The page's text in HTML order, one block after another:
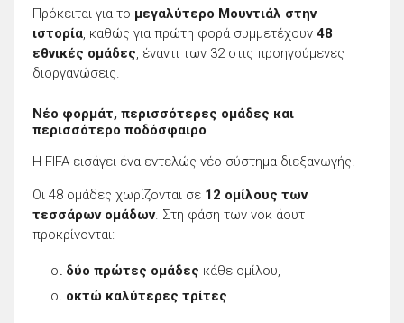
Πρόκειται για το μεγαλύτερο Μουντιάλ στην
ιστορία, καθώς για πρώτη φορά συμμετέχουν 48
εθνικές ομάδες, έναντι των 32 στις προηγούμενες
διοργανώσεις.
Νέο φορμάτ, περισσότερες ομάδες και
περισσότερο ποδόσφαιρο
Η FIFA εισάγει ένα εντελώς νέο σύστημα διεξαγωγής.
Οι 48 ομάδες χωρίζονται σε 12 ομίλους των
τεσσάρων ομάδων. Στη φάση των νοκ άουτ
προκρίνονται:
οι δύο πρώτες ομάδες κάθε ομίλου,
οι οκτώ καλύτερες τρίτες.